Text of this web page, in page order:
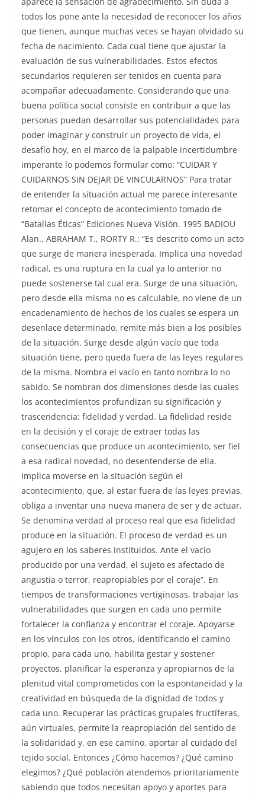
todos los pone ante la necesidad de reconocer los años
que tienen, aunque muchas veces se hayan olvidado su
fecha de nacimiento. Cada cual tiene que ajustar la
evaluación de sus vulnerabilidades. Estos efectos
secundarios requieren ser tenidos en cuenta para
acompañar adecuadamente. Considerando que una
buena política social consiste en contribuir a que las
personas puedan desarrollar sus potencialidades para
poder imaginar y construir un proyecto de vida, el
desafío hoy, en el marco de la palpable incertidumbre
imperante lo podemos formular como: “CUIDAR Y
CUIDARNOS SIN DEJAR DE VINCULARNOS” Para tratar
de entender la situación actual me parece interesante
retomar el concepto de acontecimiento tomado de
“Batallas Éticas” Ediciones Nueva Visión. 1995 BADIOU
Alan., ABRAHAM T., RORTY R.: “Es descrito como un acto
que surge de manera inesperada. Implica una novedad
radical, es una ruptura en la cual ya lo anterior no
puede sostenerse tal cual era. Surge de una situación,
pero desde ella misma no es calculable, no viene de un
encadenamiento de hechos de los cuales se espera un
desenlace determinado, remite más bien a los posibles
de la situación. Surge desde algún vacío que toda
situación tiene, pero queda fuera de las leyes regulares
de la misma. Nombra el vacío en tanto nombra lo no
sabido. Se nombran dos dimensiones desde las cuales
los acontecimientos profundizan su significación y
trascendencia: fidelidad y verdad. La fidelidad reside
en la decisión y el coraje de extraer todas las
consecuencias que produce un acontecimiento, ser fiel
a esa radical novedad, no desentenderse de ella.
Implica moverse en la situación según el
acontecimiento, que, al estar fuera de las leyes previas,
obliga a inventar una nueva manera de ser y de actuar.
Se denomina verdad al proceso real que esa fidelidad
produce en la situación. El proceso de verdad es un
agujero en los saberes instituidos. Ante el vacío
producido por una verdad, el sujeto es afectado de
angustia o terror, reapropiables por el coraje”. En
tiempos de transformaciones vertiginosas, trabajar las
vulnerabilidades que surgen en cada uno permite
fortalecer la confianza y encontrar el coraje. Apoyarse
en los vínculos con los otros, identificando el camino
propio, para cada uno, habilita gestar y sostener
proyectos, planificar la esperanza y apropiarnos de la
plenitud vital comprometidos con la espontaneidad y la
creatividad en búsqueda de la dignidad de todos y
cada uno. Recuperar las prácticas grupales fructíferas,
aún virtuales, permite la reapropiación del sentido de
la solidaridad y, en ese camino, aportar al cuidado del
tejido social. Entonces ¿Cómo hacemos? ¿Qué camino
elegimos? ¿Qué población atendemos prioritariamente
sabiendo que todos necesitan apoyo y aportes para